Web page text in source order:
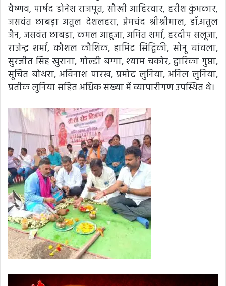
वैष्णव, पार्षद डोनेश राजपूत, सौखी आहिरवार, हरीश कुंभकार,
जसवंत छाबड़ा अतुल देशलहरा, प्रेमचंद श्रीश्रीमाल, डॉ.अतुल
जैन, जसवंत छाबड़ा, कमल आहूजा, अमित शर्मा, हरदीप सलूजा,
राजेन्द्र शर्मा, कौशल कौशिक, हामिद सिद्विकी, सोनू चांवला,
सुरजीत सिंह खुराना, गोल्डी बग्गा, श्याम चकोर, द्वारिका गुप्ता,
सूचित बोथरा, अविनाश पारख, प्रमोद लुनिया, अनिल लुनिया,
प्रतीक लुनिया सहित अधिक संख्या में व्यापारीगण उपस्थित थे।